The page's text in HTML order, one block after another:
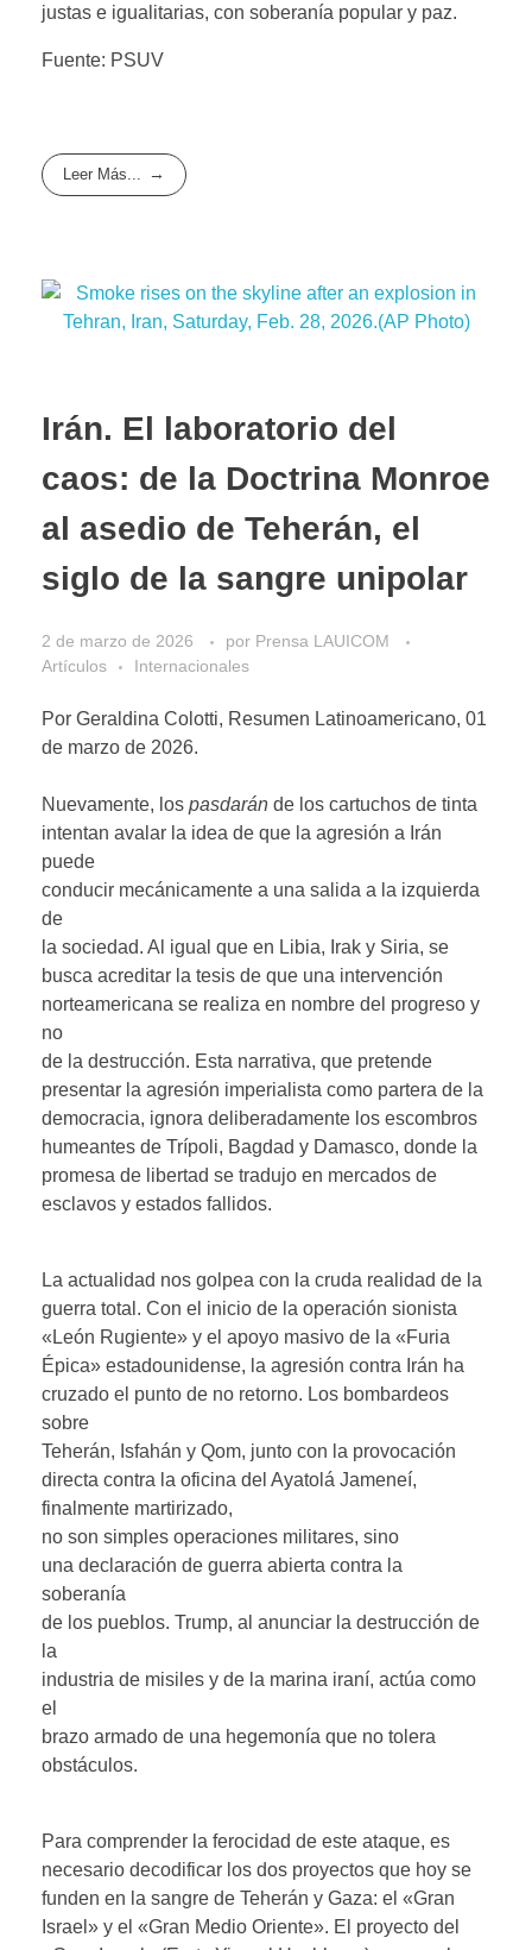
justas e igualitarias, con soberanía popular y paz.
Fuente: PSUV
Leer Más...
Irán. El laboratorio del
caos: de la Doctrina Monroe
al asedio de Teherán, el
siglo de la sangre unipolar
2 de marzo de 2026 por Prensa LAUICOM
Artículos
Internacionales
Por Geraldina Colotti, Resumen Latinoamericano, 01
de marzo de 2026.
Nuevamente, los pasdarán de los cartuchos de tinta
intentan avalar la idea de que la agresión a Irán
puede
conducir mecánicamente a una salida a la izquierda
de
la sociedad. Al igual que en Libia, Irak y Siria, se
busca acreditar la tesis de que una intervención
norteamericana se realiza en nombre del progreso y
no
de la destrucción. Esta narrativa, que pretende
presentar la agresión imperialista como partera de la
democracia, ignora deliberadamente los escombros
humeantes de Trípoli, Bagdad y Damasco, donde la
promesa de libertad se tradujo en mercados de
esclavos y estados fallidos.
La actualidad nos golpea con la cruda realidad de la
guerra total. Con el inicio de la operación sionista
«León Rugiente» y el apoyo masivo de la «Furia
Épica» estadounidense, la agresión contra Irán ha
cruzado el punto de no retorno. Los bombardeos
sobre
Teherán, Isfahán y Qom, junto con la provocación
directa contra la oficina del Ayatolá Jameneí,
finalmente martirizado,
no son simples operaciones militares, sino
una declaración de guerra abierta contra la
soberanía
de los pueblos. Trump, al anunciar la destrucción de
la
industria de misiles y de la marina iraní, actúa como
el
brazo armado de una hegemonía que no tolera
obstáculos.
Para comprender la ferocidad de este ataque, es
necesario decodificar los dos proyectos que hoy se
funden en la sangre de Teherán y Gaza: el «Gran
Israel» y el «Gran Medio Oriente». El proyecto del